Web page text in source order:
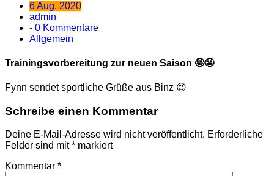
6 Aug. 2020
admin
- 0 Kommentare
Allgemein
Trainingsvorbereitung zur neuen Saison 🤪😬
Fynn sendet sportliche Grüße aus Binz 😍
Schreibe einen Kommentar
Deine E-Mail-Adresse wird nicht veröffentlicht. Erforderliche
Felder sind mit* markiert
Kommentar *